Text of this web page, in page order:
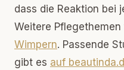
dass die Reaktion bei
Weitere
Wimpern. Passende
gibt es auf